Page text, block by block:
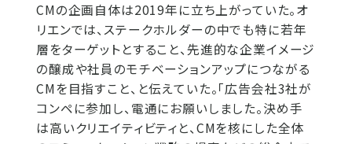
CMの企画自体は2019年に立ち上がっていた。オ
リエンでは、ステークホルダーの中でも特に若年
層をターゲットとすること、先進的な企業イメージ
の醸成や社員のモチベーションアップにつながる
CMを目指すこと、と伝えていた。「広告会社3社が
コンペに参加し、電通にお願いしました。決め手
は高いクリエイティビティと、CMを核にした全体